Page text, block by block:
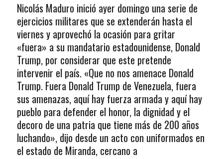
Nicolás Maduro inició ayer domingo una serie de
ejercicios militares que se extenderán hasta el
viernes y aprovechó la ocasión para gritar
«fuera» a su mandatario estadounidense, Donald
Trump, por considerar que este pretende
intervenir el país. «Que no nos amenace Donald
Trump. Fuera Donald Trump de Venezuela, fuera
sus amenazas, aquí hay fuerza armada y aquí hay
pueblo para defender el honor, la dignidad y el
decoro de una patria que tiene más de 200 años
luchando», dijo desde un acto con uniformados en
el estado de Miranda, cercano a